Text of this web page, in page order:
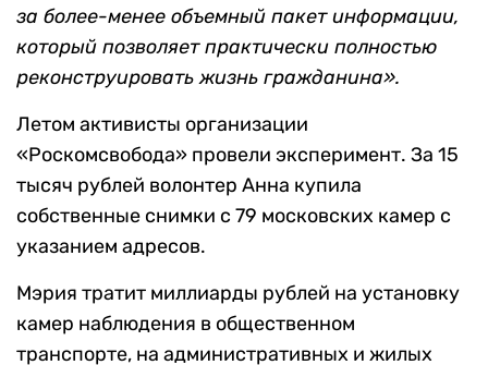
за более-менее объемный пакет информации,
который позволяет практически полностью
реконструировать жизнь гражданина».
Летом активисты организации
«Роскомсвобода» провели эксперимент. За 15
тысяч рублей волонтер Анна купила
собственные снимки с 79 московских камер с
указанием адресов.
Мэрия тратит миллиарды рублей на установку
камер наблюдения в общественном
транспорте, на административных и жилых